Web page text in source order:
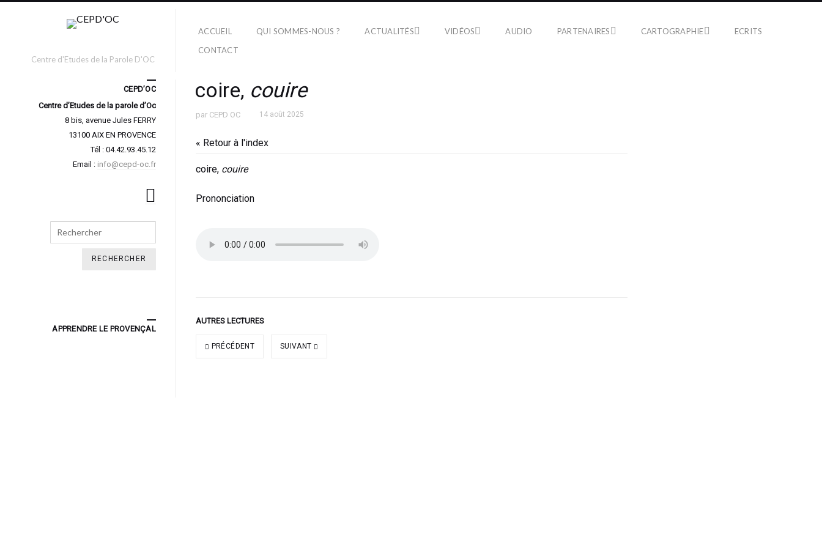
Centre d'Etudes de la Parole D'OC
ACCUEIL QUI SOMMES-NOUS ? ACTUALITÉS VIDÉOS AUDIO PARTENAIRES CARTOGRAPHIE
ECRITS
CONTACT
coire, couire
par CEPD OC 14 août 2025
« Retour à l'index
coire, couire
Prononciation
AUTRES LECTURES
PRÉCÉDENT SUIVANT
CEPD’OC
Centre d’Etudes de la parole d’Oc
8 bis, avenue Jules FERRY
13100 AIX EN PROVENCE
Tél : 04.42.93.45.12
Email : info@cepd-oc.fr
Search
APPRENDRE LE PROVENÇAL